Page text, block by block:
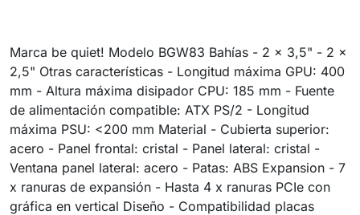
Marca be quiet! Modelo BGW83 Bahías - 2 x 3,5" - 2 x
2,5" Otras características - Longitud máxima GPU: 400
mm - Altura máxima disipador CPU: 185 mm - Fuente
de alimentación compatible: ATX PS/2 - Longitud
máxima PSU: <200 mm Material - Cubierta superior:
acero - Panel frontal: cristal - Panel lateral: cristal -
Ventana panel lateral: acero - Patas: ABS Expansion - 7
x ranuras de expansión - Hasta 4 x ranuras PCIe con
gráfica en vertical Diseño - Compatibilidad placas